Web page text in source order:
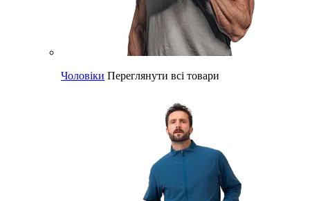
Чоловіки Переглянути всі товари